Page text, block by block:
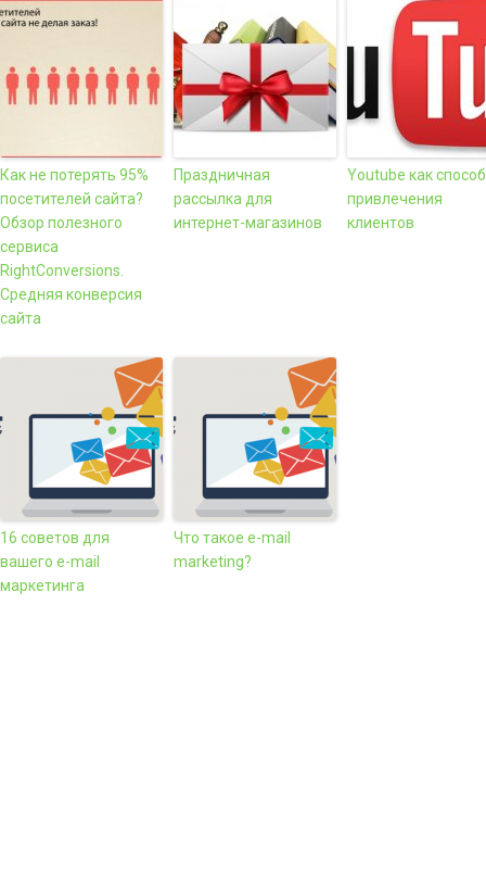
Как не потерять 95%
посетителей сайта?
Обзор полезного
сервиса
RightConversions.
Средняя конверсия
сайта
Праздничная
рассылка для
интернет-магазинов
Youtube как способ
привлечения
клиентов
16 советов для
вашего e-mail
маркетинга
Что такое e-mail
marketing?